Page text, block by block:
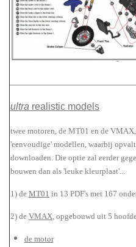
ultra realistic models
twee motoren, de MT01 en de
'eenvoudige' modellen, waarbij
downloaden. Die optie zal eerder
bouwen dan als 'leuke kleurplaat'...
1) de MT01 in 13 PDF's met 167
2) de VMAX, opgebouwd uit 5
de motor